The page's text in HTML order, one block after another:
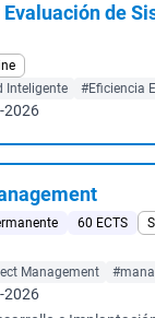
Evaluación de
Inteligente
#Eficiencia
2026
60 ECTS
Management
2026